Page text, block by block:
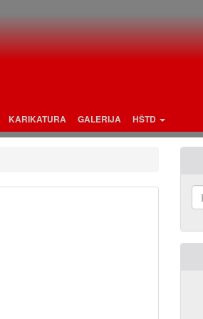
KARIKATURA GALERIJA HŠTD